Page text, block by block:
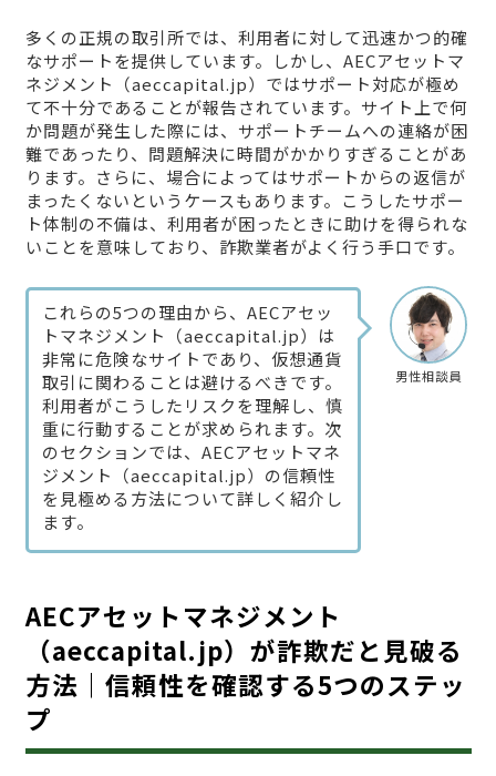
多くの正規の取引所では、利用者に対して迅速かつ的確
なサポートを提供しています。しかし、AECアセットマ
ネジメント（aeccapital.jp）ではサポート対応が極め
て不十分であることが報告されています。サイト上で何
か問題が発生した際には、サポートチームへの連絡が困
難であったり、問題解決に時間がかかりすぎることがあ
ります。さらに、場合によってはサポートからの返信が
まったくないというケースもあります。こうしたサポー
ト体制の不備は、利用者が困ったときに助けを得られな
いことを意味しており、詐欺業者がよく行う手口です。
男性相談員
これらの5つの理由から、AECアセッ
トマネジメント（aeccapital.jp）は
非常に危険なサイトであり、仮想通貨
取引に関わることは避けるべきです。
利用者がこうしたリスクを理解し、慎
重に行動することが求められます。次
のセクションでは、AECアセットマネ
ジメント（aeccapital.jp）の信頼性
を見極める方法について詳しく紹介し
ます。
AECアセットマネジメント
（aeccapital.jp）が詐欺だと見破る
方法｜信頼性を確認する5つのステッ
プ